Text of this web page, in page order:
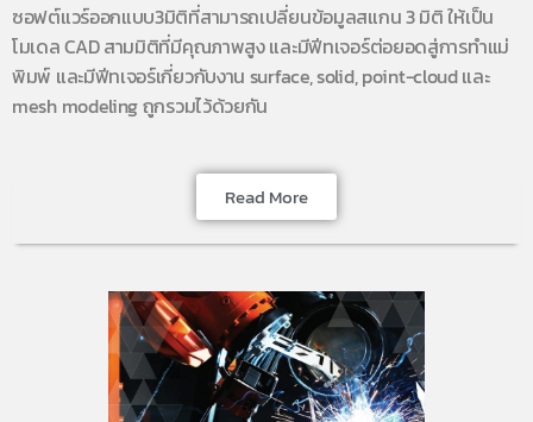
ซอฟต์แวร์ออกแบบ3มิติที่สามารถเปลี่ยนข้อมูลสแกน 3 มิติ ให้เป็น
โมเดล CAD สามมิติที่มีคุณภาพสูง และมีฟีทเจอร์ต่อยอดสู่การทำแม่
พิมพ์ และมีฟีทเจอร์เกี่ยวกับงาน surface, solid, point-cloud และ
mesh modeling ถูกรวมไว้ด้วยกัน
Read More